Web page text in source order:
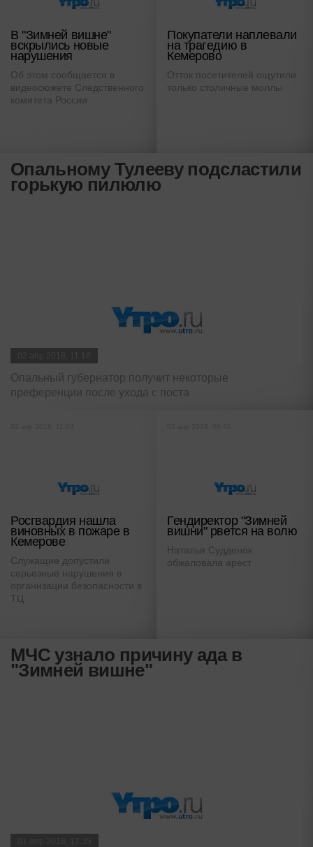
В "Зимней вишне"
вскрылись новые
нарушения
Об этом сообщается в
видеосюжете Следственного
комитета России
Покупатели наплевали
на трагедию в
Кемерово
Отток посетителей ощутили
только столичные моллы
Опальному Тулееву подсластили
горькую пилюлю
Опальный губернатор получит некоторые
преференции после ухода с поста
Росгвардия нашла
виновных в пожаре в
Кемерове
Служащие допустили
серьезные нарушения в
организации безопасности в
ТЦ
Гендиректор "Зимней
вишни" рвется на волю
Наталья Судденок
обжаловала арест
МЧС узнало причину ада в
"Зимней вишне"